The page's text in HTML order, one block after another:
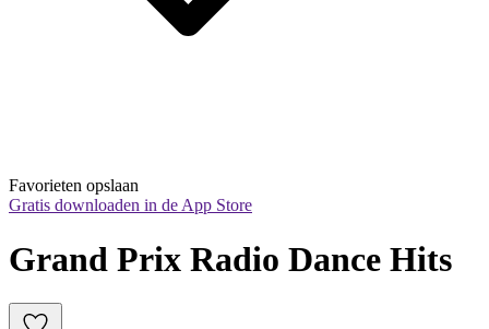
Favorieten opslaan
Gratis downloaden in de App Store
Grand Prix Radio Dance Hits